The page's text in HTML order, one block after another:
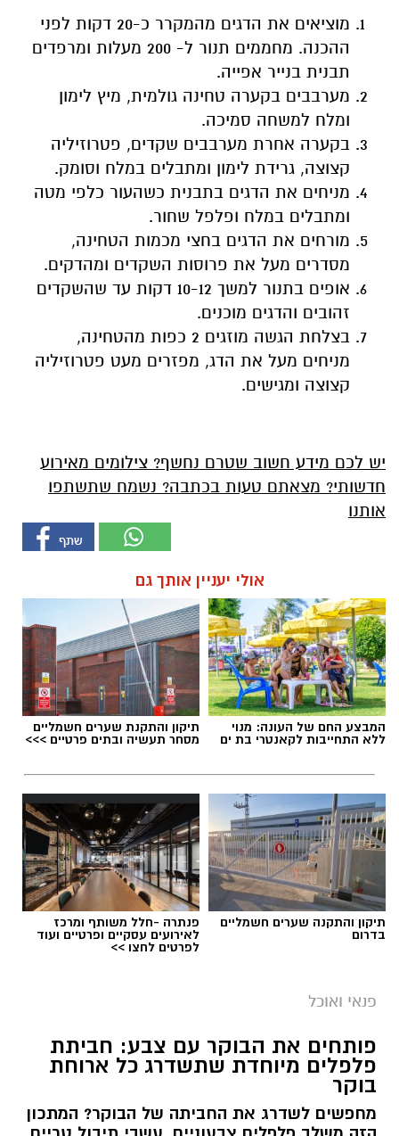
מוציאים את הדגים מהמקרר כ-20 דקות לפני
ההכנה. מחממים תנור ל- 200 מעלות ומרפדים
תבנית בנייר אפייה.
מערבבים בקערה טחינה גולמית, מיץ לימון
ומלח למשחה סמיכה.
בקערה אחרת מערבבים שקדים, פטרוזיליה
קצוצה, גרידת לימון ומתבלים במלח וסומק.
מניחים את הדגים בתבנית כשהעור כלפי מטה
ומתבלים במלח ופלפל שחור.
מורחים את הדגים בחצי מכמות הטחינה,
מסדרים מעל את פרוסות השקדים ומהדקים.
אופים בתנור למשך 10-12 דקות עד שהשקדים
זהובים והדגים מוכנים.
בצלחת הגשה מוזגים 2 כפות מהטחינה,
מניחים מעל את הדג, מפזרים מעט פטרוזיליה
קצוצה ומגישים.
יש לכם מידע חשוב שטרם נחשף? צילומים מאירוע
חדשותי? מצאתם טעות בכתבה? נשמח שתשתפו
אותנו
אולי יעניין אותך גם
המבצע החם של העונה: מנוי
ללא התחייבות לקאנטרי בת ים
תיקון והתקנת שערים חשמליים
מסחר תעשיה ובתים פרטיים >>>
תיקון והתקנה שערים חשמליים
בדרום
פנתרה -חלל משותף ומרכז
לאירועים עסקיים ופרטיים ועוד
לפרטים לחצו >>
פנאי ואוכל
פותחים את הבוקר עם צבע: חביתת
פלפלים מיוחדת שתשדרג כל ארוחת
בוקר
מחפשים לשדרג את החביתה של הבוקר? המתכון